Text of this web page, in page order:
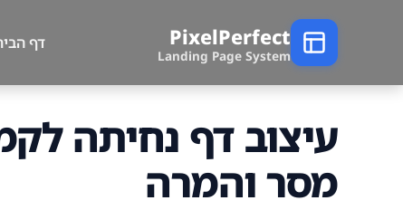
PixelPerfect
Landing Page System
דף
עיצוב דף נחיתה
מסר והמרה